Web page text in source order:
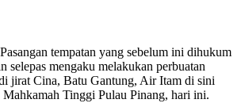
tempatan yang sebelum ini dihukum
selepas mengaku melakukan perbuatan
jirat Cina, Batu Gantung, Air Itam di sini
Tinggi Pulau Pinang, hari ini.